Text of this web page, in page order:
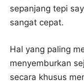
sepanjang tepi
sangat cepat.
Hal yang paling
menyemburkan
secara khusus